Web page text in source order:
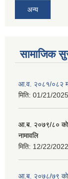
अन्य
सामाजिक
आ.व. २०८१/०८२ मा
मिति: 01/21/
आ.ब. २०७९/८० को
नामावलि
मिति: 12/22/
आ.ब. २०७८/७९ को